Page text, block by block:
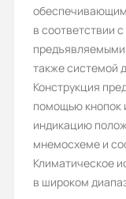
Степень
21
Индикация:
Блок РЗА
в соответствии
также системой
Конструкция
помощью кнопок
индикацию
мнемосхеме и
Климатическое
в широком